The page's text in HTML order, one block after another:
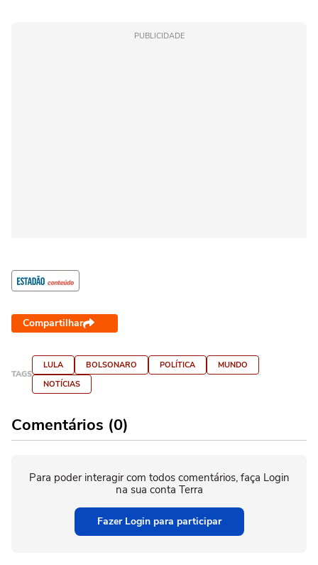
PUBLICIDADE
Compartilhar
TAGS
LULA BOLSONARO POLÍTICA
MUNDO
NOTÍCIAS
Comentários (0)
Para poder interagir com todos comentários, faça Login
na sua conta Terra
Fazer Login para participar